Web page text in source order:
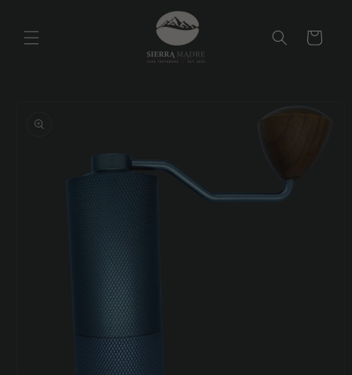
al contenido
Carrito
información